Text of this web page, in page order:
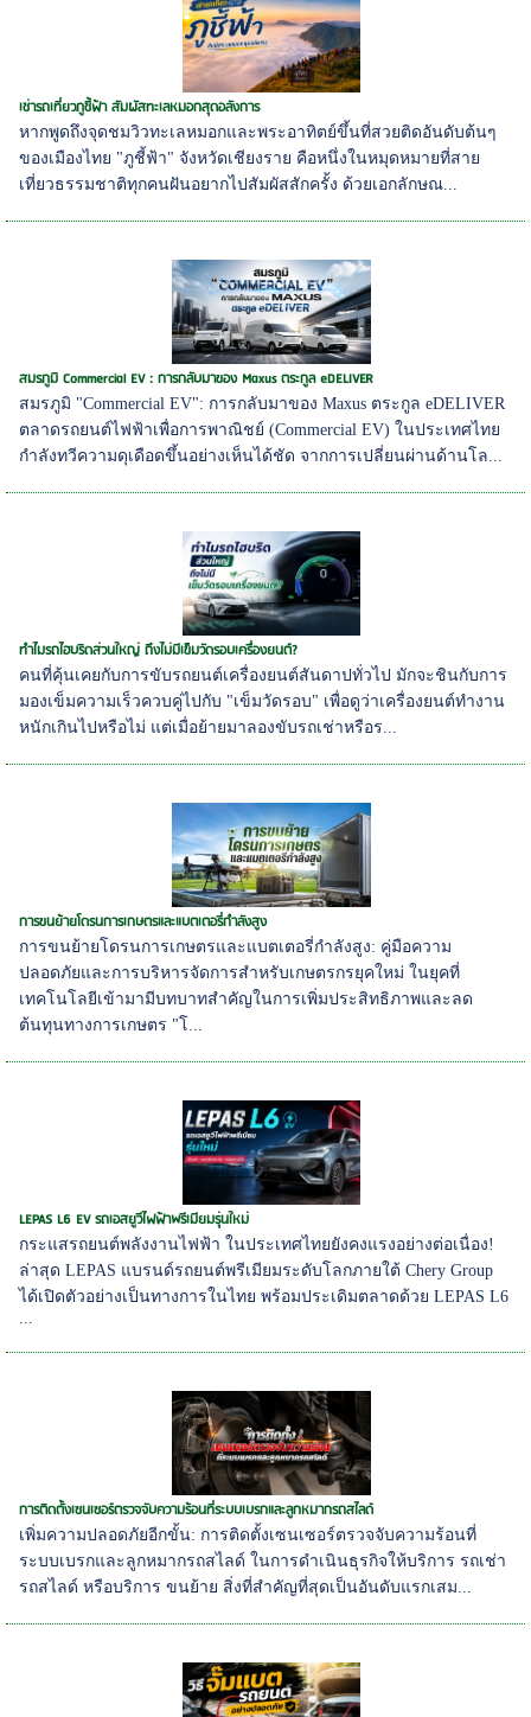
เช่ารถเที่ยวภูชี้ฟ้า สัมผัสทะเลหมอกสุดอลังการ
หากพูดถึงจุดชมวิวทะเลหมอกและพระอาทิตย์ขึ้นที่สวยติดอันดับต้นๆ
ของเมืองไทย "ภูชี้ฟ้า" จังหวัดเชียงราย คือหนึ่งในหมุดหมายที่สาย
เที่ยวธรรมชาติทุกคนฝันอยากไปสัมผัสสักครั้ง ด้วยเอกลักษณ...
สมรภูมิ Commercial EV : การกลับมาของ Maxus ตระกูล eDELIVER
สมรภูมิ "Commercial EV": การกลับมาของ Maxus ตระกูล eDELIVER
ตลาดรถยนต์ไฟฟ้าเพื่อการพาณิชย์ (Commercial EV) ในประเทศไทย
กำลังทวีความดุเดือดขึ้นอย่างเห็นได้ชัด จากการเปลี่ยนผ่านด้านโล...
ทำไมรถไฮบริดส่วนใหญ่ ถึงไม่มีเข็มวัดรอบเครื่องยนต์?
คนที่คุ้นเคยกับการขับรถยนต์เครื่องยนต์สันดาปทั่วไป มักจะชินกับการ
มองเข็มความเร็วควบคู่ไปกับ "เข็มวัดรอบ" เพื่อดูว่าเครื่องยนต์ทำงาน
หนักเกินไปหรือไม่ แต่เมื่อย้ายมาลองขับรถเช่าหรือร...
การขนย้ายโดรนการเกษตรและแบตเตอรี่กำลังสูง
การขนย้ายโดรนการเกษตรและแบตเตอรี่กำลังสูง: คู่มือความ
ปลอดภัยและการบริหารจัดการสำหรับเกษตรกรยุคใหม่ ในยุคที่
เทคโนโลยีเข้ามามีบทบาทสำคัญในการเพิ่มประสิทธิภาพและลด
ต้นทุนทางการเกษตร "โ...
LEPAS L6 EV รถเอสยูวีไฟฟ้าพรีเมียมรุ่นใหม่
กระแสรถยนต์พลังงานไฟฟ้า ในประเทศไทยยังคงแรงอย่างต่อเนื่อง!
ล่าสุด LEPAS แบรนด์รถยนต์พรีเมียมระดับโลกภายใต้ Chery Group
ได้เปิดตัวอย่างเป็นทางการในไทย พร้อมประเดิมตลาดด้วย LEPAS L6
การติดตั้งเซนเซอร์ตรวจจับความร้อนที่ระบบเบรกและลูกหมากรถสไลด์
เพิ่มความปลอดภัยอีกขั้น: การติดตั้งเซนเซอร์ตรวจจับความร้อนที่
ระบบเบรกและลูกหมากรถสไลด์ ในการดำเนินธุรกิจให้บริการ รถเช่า
รถสไลด์ หรือบริการ ขนย้าย สิ่งที่สำคัญที่สุดเป็นอันดับแรกเสม...